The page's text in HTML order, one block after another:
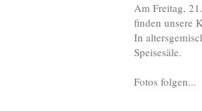
Am Freitag,
finden unsere
In
Speisesäle.
Fotos folgen...